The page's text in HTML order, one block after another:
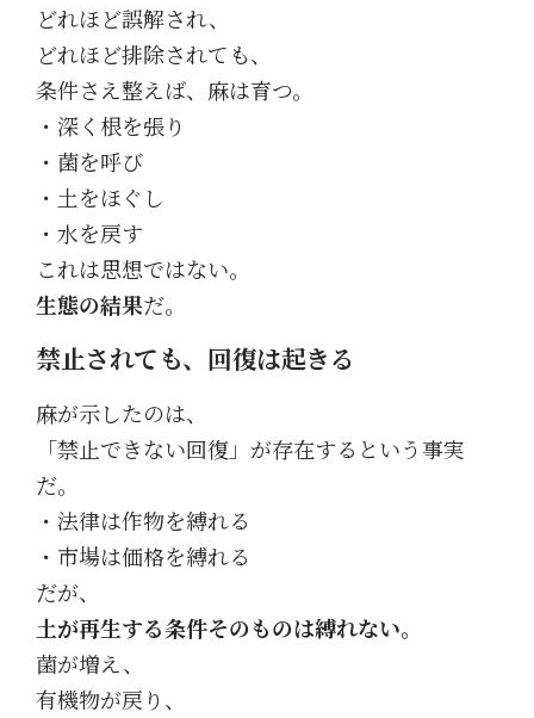
どれほど誤解され、
どれほど排除されても、
条件さえ整えば、麻は育つ。
・深く根を張り
・菌を呼び
・土をほぐし
・水を戻す
これは思想ではない。
生態の結果だ。
禁止されても、回復は起きる
麻が示したのは、
「禁止できない回復」が存在するという事実
だ。
・法律は作物を縛れる
・市場は価格を縛れる
だが、
土が再生する条件そのものは縛れない。
菌が増え、
有機物が戻り、